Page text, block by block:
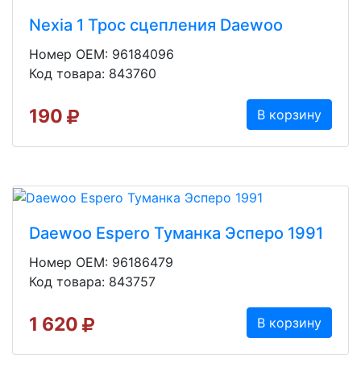
Nexia 1 Трос сцепления Daewoo
Номер OEM: 96184096
Код товара: 843760
190 В корзину
Daewoo Espero Туманка Эсперо 1991
Номер OEM: 96186479
Код товара: 843757
1 620 В корзину